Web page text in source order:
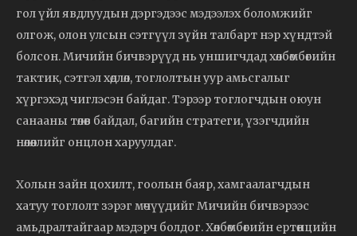
гол үйл явдлуудын дэргэдээс мэдээлэх боломжийг
олгож, олон улсын сэтгүүл зүйн талбарт нэр хүндтэй
болсон. Мичийн бичвэрүүд нь уншигчдад хөлбөмбөгийн
тактик, сэтгэл хөдлөл, тоглолтын уур амьсгалыг
хүргэхэд чиглэсэн байдаг. Тэрээр тоглогчдын оюун
санааны төлөв байдал, багийн стратеги, үзэгчдийн
нөлөөллийг онцлон харуулдаг.
Холын зайн цохилт, гоолын баяр, хамгаалагчдын
хатуу тоглолт зэрэг мөчүүдийг Мичийн бичвэрээс
амьдралтайгаар мэдэрч болдог. Хөлбөмбөгийн ертөнцийн